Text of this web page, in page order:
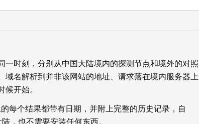
时刻，分别从中国大陆境内的探测节点和境外的对照
名解析到并非该网站的地址、请求落在境内服务器上
开始。
每个结果都带有日期，并附上完整的历史记录，自
，也不需要安装任何东西。